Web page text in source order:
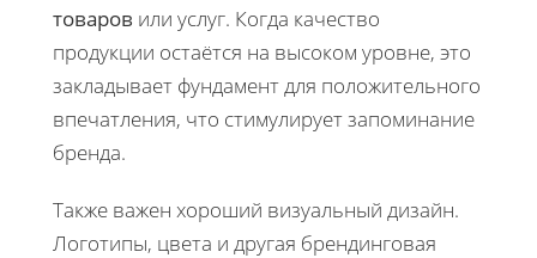
товаров или услуг. Когда качество
продукции остаётся на высоком уровне, это
закладывает фундамент для положительного
впечатления, что стимулирует запоминание
бренда.
Также важен хороший визуальный дизайн.
Логотипы, цвета и другая брендинговая